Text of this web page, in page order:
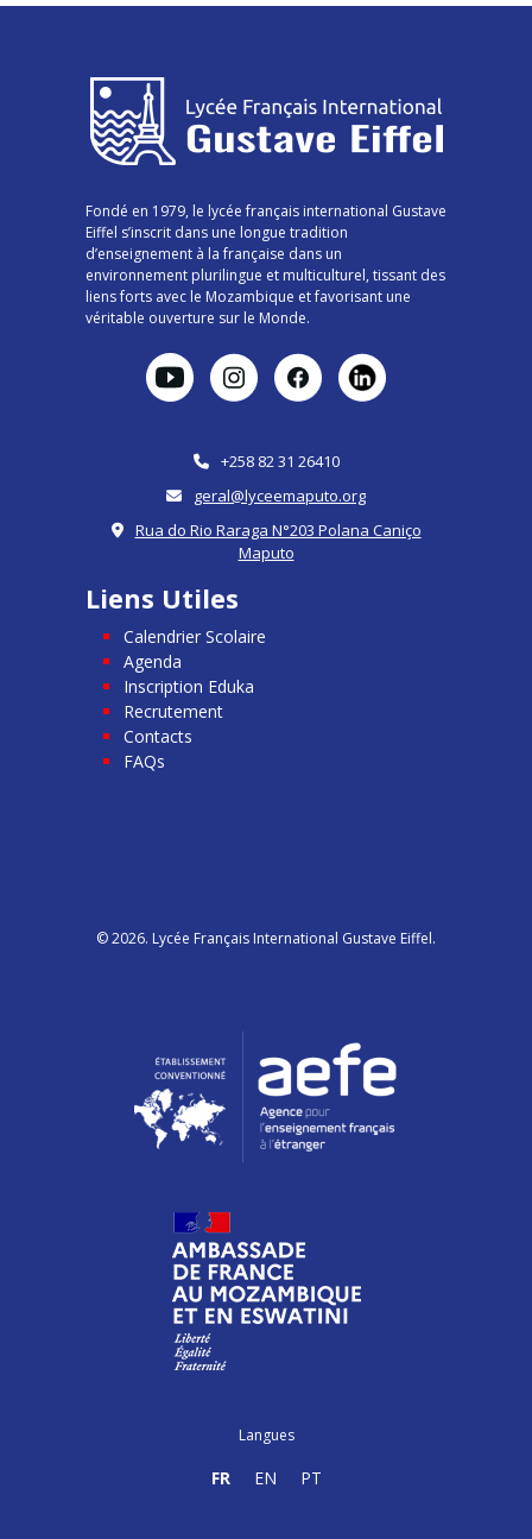
Fondé en 1979, le lycée français international Gustave
Eiffel s’inscrit dans une longue tradition
d’enseignement à la française dans un
environnement plurilingue et multiculturel, tissant des
liens forts avec le Mozambique et favorisant une
véritable ouverture sur le Monde.
+258 82 31 26410
geral@lyceemaputo.org
Rua do Rio Raraga N°203 Polana Caniço
Maputo
Liens Utiles
Calendrier Scolaire
Agenda
Inscription Eduka
Recrutement
Contacts
FAQs
© 2026. Lycée Français International Gustave Eiffel.
Langues
FR EN PT